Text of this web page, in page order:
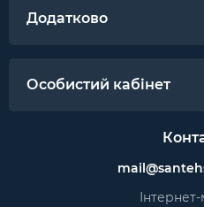
Додатково
Особистий кабінет